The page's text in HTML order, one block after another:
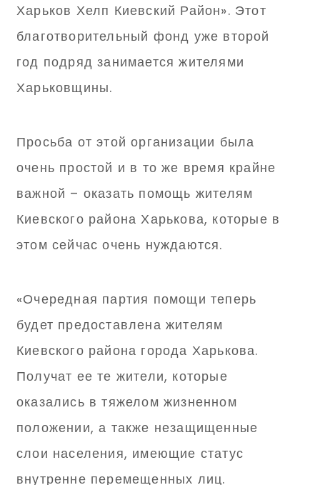
Харьков Хелп Киевский Район». Этот
благотворительный фонд уже второй
год подряд занимается жителями
Харьковщины.
Просьба от этой организации была
очень простой и в то же время крайне
важной – оказать помощь жителям
Киевского района Харькова, которые в
этом сейчас очень нуждаются.
«Очередная партия помощи теперь
будет предоставлена жителям
Киевского района города Харькова.
Получат ее те жители, которые
оказались в тяжелом жизненном
положении, а также незащищенные
слои населения, имеющие статус
внутренне перемещенных лиц.